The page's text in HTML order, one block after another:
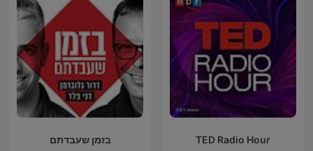
בזמן שעבדתם TED Radio Hour